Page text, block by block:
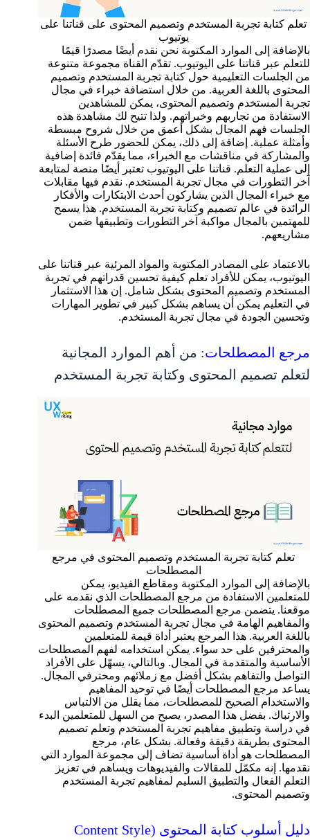
تعلم كتابة تجربة المستخدم وتصميم المحتوى على قناتنا على
يوتيوب
بالإضافة إلى الموارد المكتوبة نحن نقدم أيضًا مصدرًا قيمًا
للتعلم عبر قناتنا على اليوتيوب. تقدّم القناة مجموعة متنوعة
من الجلسات التعليمية حول كتابة تجربة المستخدم وتصميم
المحتوى باللغة العربية. من خلال استضافة خبراء في مجال
تجربة المستخدم وتصميم المحتوى، يمكن للمشاهدين
الاستفادة من تجاربهم وخبراتهم. ولذا تتيح لك مشاهدة هذه
الجلسات فهم المجال بشكل أعمق من خلال شروح مبسطة
وأمثلة عملية. إضافة إلى ذلك، يمكن للحضور طرح الأسئلة
والمشاركة في مناقشات مع الخبراء، مما يقدّم فائدة إضافية
إلى عملية التعلم. قناتنا على اليوتيوب تعتبر أيضًا منصة لمتابعة
آخر التطورات في مجال تجربة المستخدم. نقدم فيها مقابلات
مع خبراء المجال الذين يشاركون أحدث الابتكارات والأفكار
الرائدة في عالم تصميم وكتابة تجربة المستخدم. هذا يسمح
للمهتمين بالمجال مواكبة آخر التطورات وتطبيقها ضمن
مشاريعهم.
بالاعتماد على المصادر المكتوبة والمواد المرئية عبر قناتنا على
اليوتيوب، يمكن للأفراد تعلم كيفية تحسين قدراتهم في تجربة
المستخدم وتصميم المحتوى بشكل شامل. إن هذا الاستثمار
في التعليم يمكن أن يساهم بشكل كبير في تطوير المهارات
وتحسين الجودة في مجال تجربة المستخدم.
مرجع المصطلحات: من أهم الموارد المجانية
لتعلم تصميم المحتوى وكتابة تجربة المستخدم
تعلم كتابة تجربة المستخدم وتصميم المحتوى في مرجع
المصطلحات
بالإضافة إلى الموارد المكتوبة ومقاطع الفيديو، يمكن
للمتعلمين الاستفادة من مرجع المصطلحات الذي نقدمه على
موقعنا. يتضمن مرجع المصطلحات جميع المصطلحات
والمفاهيم الهامة في مجال تجربة المستخدم وتصميم المحتوى
باللغة العربية. هذا المرجع يعتبر أداة قيمة للمتعلمين
والمحترفين على حد سواء. يمكن استخدامه لفهم المصطلحات
الأساسية والمتقدمة في المجال. وبالتالي، يسهّل على الأفراد
التواصل والتفاهم بشكل أفضل مع زملائهم ومحترفي المجال.
يساعد مرجع المصطلحات أيضًا في توحيد المفاهيم
والاستخدام الصحيح للمصطلحات، مما يقلل من الالتباس
والارتباك. بفضل هذا المصدر، يصبح من السهل للمتعلمين البدء
في دراسة وتطبيق مفاهيم تجربة المستخدم وتعلم تصميم
المحتوى بطريقة دقيقة وفعالة. بشكل عام، مرجع
المصطلحات هو أداة أساسية تضاف إلى مجموعة الموارد التي
نقدمها. إنه مكمّل للمقالات والفيديوهات ويساهم في تعزيز
التعلم الفعال والتطبيق السليم لمفاهيم تجربة المستخدم
وتصميم المحتوى.
دليل أسلوب كتابة المحتوى (Content Style